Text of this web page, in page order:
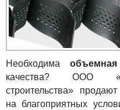
Необходима
качества? ООО
строительства»
на благоприятных